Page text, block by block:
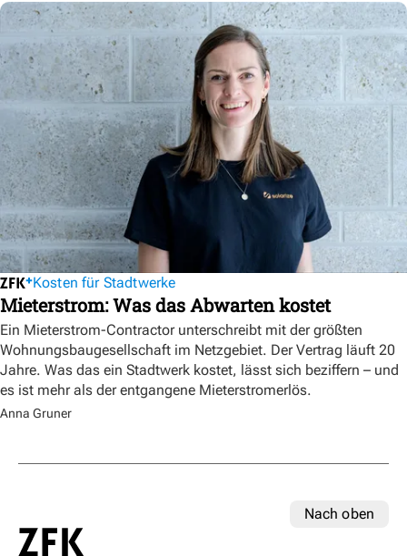
Kosten für Stadtwerke
Mieterstrom: Was das Abwarten kostet
Ein Mieterstrom-Contractor unterschreibt mit der größten
Wohnungsbaugesellschaft im Netzgebiet. Der Vertrag läuft 20
Jahre. Was das ein Stadtwerk kostet, lässt sich beziffern – und
es ist mehr als der entgangene Mieterstromerlös.
Anna Gruner
Nach oben